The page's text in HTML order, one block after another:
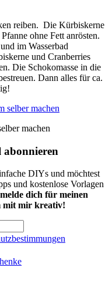
reiben. Die Kürbiskerne
ohne Fett anrösten.
im Wasserbad
und Cranberries
Die Schokomasse in die
Dann alles für ca.
machen
DIYs und möchtest
und kostenlose Vorlagen
dich für meinen
mit mir kreativ!